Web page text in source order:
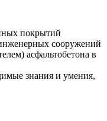
покрытий
сооружений
асфальтобетона в
знания и умения,